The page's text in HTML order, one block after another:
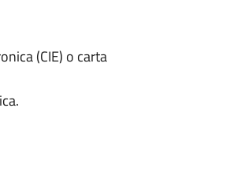
(CIE) o carta